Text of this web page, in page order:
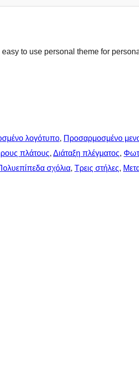
to use personal theme for
λογότυπο, Προσαρμοσμένο
πλάτους, Διάταξη πλέγματος,
σχόλια, Τρεις στήλες,